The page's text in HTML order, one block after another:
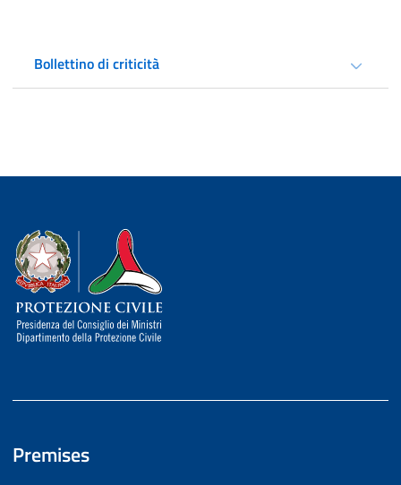
Bollettino di criticità
Dipartimento della Protezione Civile
Premises